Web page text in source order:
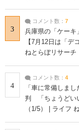
3
コメント数： 7
兵庫県の「ケー
【7月12日は「デ
ねとらぼリサーチ
4
コメント数： 4
「車に常備しま
判 「ちょうどい
（1/5） | ライフ